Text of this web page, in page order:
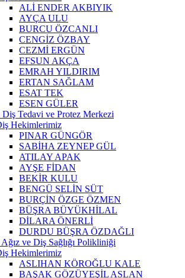
ALİ ENDER AKBIYIK
AYÇA ULU
BURCU ÖZCANLI
CENGİZ ÖZBAY
CEZMİ ERGÜN
EFSUN AKÇA
EMRAH YILDIRIM
ERTAN SAĞLAM
ESAT TEK
ESEN GÜLER
Diş Tedavi ve Protez Merkezi
Hekimlerimiz
PINAR GÜNGÖR
SABİHA ZEYNEP GÜL
ATILAY APAK
AYŞE FİDAN
BEKİR KULU
BENGÜ SELİN SÜT
BURÇİN ÖZGE ÖZMEN
BÜŞRA BÜYÜKHİLAL
DİLARA ÖNERLİ
DURDU BÜŞRA ÖZDAĞLI
Ağız ve Diş Sağlığı Polikliniği
Hekimlerimiz
ASLIHAN KÖROĞLU KALE
BAŞAK GÖZÜYEŞİL ASLAN